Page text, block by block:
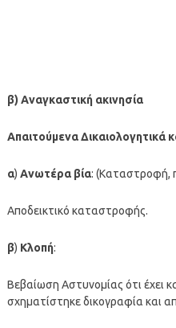
β) Αναγκαστική ακινησία
Απαιτούμενα Δικαιολογητικά
α) Ανωτέρα βία: (Καταστροφή,
Αποδεικτικό καταστροφής.
β) Κλοπή:
Βεβαίωση Αστυνομίας ότι έχει
σχηματίστηκε δικογραφία και